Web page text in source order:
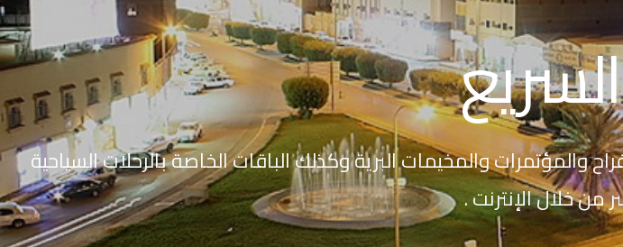
والمؤتمرات والمخيمات البرية وكذلك الباقات الخاصة بالرحلات السياحية
خلال الإنترنت .